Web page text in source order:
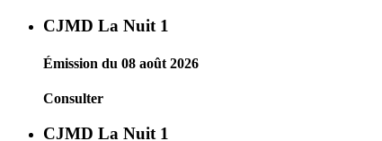
CJMD La Nuit 1
Émission du 08 août 2026
Consulter
CJMD La Nuit 1